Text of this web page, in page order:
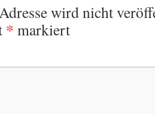
wird nicht
* markiert